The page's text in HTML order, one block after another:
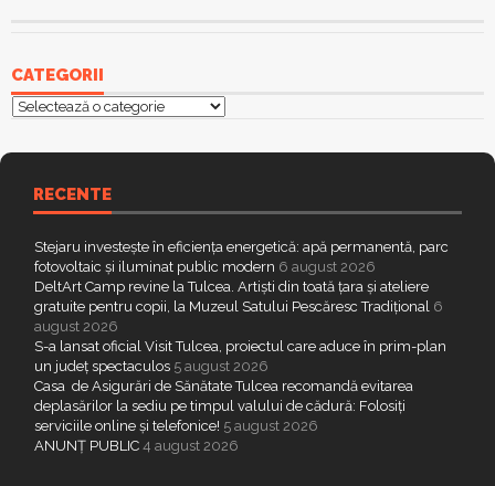
CATEGORII
Categorii
RECENTE
Stejaru investește în eficiența energetică: apă permanentă, parc
fotovoltaic și iluminat public modern 6 august 2026
DeltArt Camp revine la Tulcea. Artiști din toată țara și ateliere
gratuite pentru copii, la Muzeul Satului Pescăresc Tradițional 6
august 2026
S-a lansat oficial Visit Tulcea, proiectul care aduce în prim-plan
un județ spectaculos 5 august 2026
Casa de Asigurări de Sănătate Tulcea recomandă evitarea
deplasărilor la sediu pe timpul valului de cădură: Folosiți
serviciile online și telefonice! 5 august 2026
ANUNȚ PUBLIC 4 august 2026